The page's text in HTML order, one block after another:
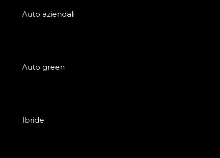
Auto aziendali
Auto green
Ibride